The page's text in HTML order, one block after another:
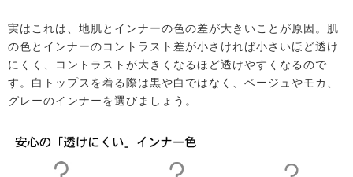
実はこれは、地肌とインナーの色の差が大きいことが原因。肌
の色とインナーのコントラスト差が小さければ小さいほど透け
にくく、コントラストが大きくなるほど透けやすくなるので
す。白トップスを着る際は黒や白ではなく、ベージュやモカ、
グレーのインナーを選びましょう。